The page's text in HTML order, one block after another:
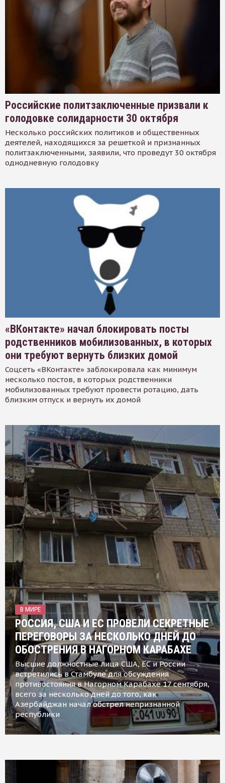
Российские политзаключенные призвали к
голодовке солидарности 30 октября
Несколько российских политиков и общественных
деятелей, находящихся за решеткой и признанных
политзаключенными, заявили, что проведут 30 октября
однодневную голодовку
«ВКонтакте» начал блокировать посты
родственников мобилизованных, в которых
они требуют вернуть близких домой
Соцсеть «ВКонтакте» заблокировала как минимум
несколько постов, в которых родственники
мобилизованных требуют провести ротацию, дать
близким отпуск и вернуть их домой
В МИРЕ
РОССИЯ, США И ЕС ПРОВЕЛИ СЕКРЕТНЫЕ
ПЕРЕГОВОРЫ ЗА НЕСКОЛЬКО ДНЕЙ ДО
ОБОСТРЕНИЯ В НАГОРНОМ КАРАБАХЕ
Высшие должностные лица США, ЕС и России
встретились в Стамбуле для обсуждения
противостояния в Нагорном Карабахе 17 сентября,
всего за несколько дней до того, как
Азербайджан начал обстрел непризнанной
республики